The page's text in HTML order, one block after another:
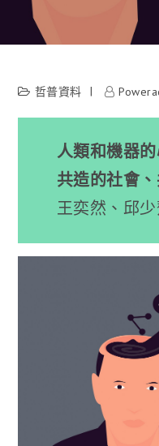
哲普資料
人類和機器
共造的社會
王奕然、邱